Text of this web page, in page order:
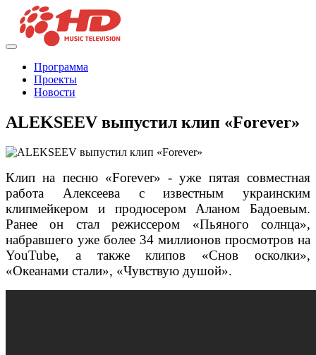
Программа
Проекты
Новости
ALEKSEEV выпустил клип «Forever»
Клип на песню «Forever» - уже пятая совместная
работа Алексеева с известным украинским
клипмейкером и продюсером Аланом Бадоевым.
Ранее он стал режиссером «Пьяного солнца»,
набравшего уже более 34 миллионов просмотров на
YouTube, а также клипов «Снов осколки»,
«Океанами стали», «Чувствую душой».